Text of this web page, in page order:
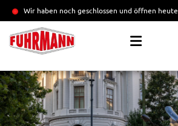
Wir haben noch geschlossen und öffnen heute